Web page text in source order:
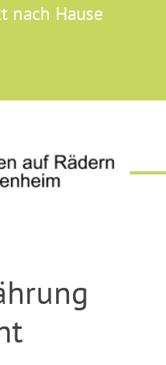
nach Hause